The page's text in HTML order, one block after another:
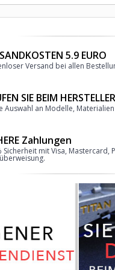
5.9 EURO
Versand bei allen
SIE BEIM HERSTELLER
Auswahl an Modelle,
Zahlungen
Sicherheit mit Visa, Mastercard,